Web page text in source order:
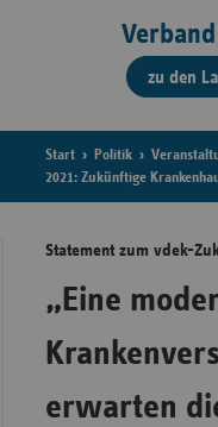
zu den
Start Politik
2021: Zukünftige
Statement zum vdek-
„Eine
erwarten